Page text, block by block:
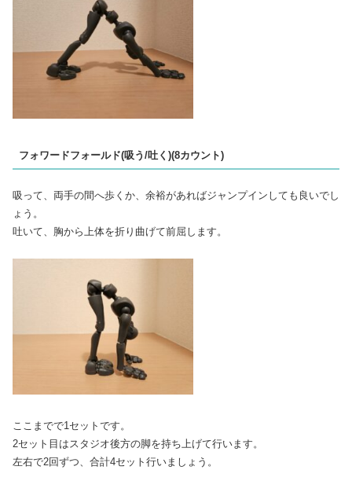
フォワードフォールド(吸う/吐く)(8カウント)
吸って、両手の間へ歩くか、余裕があればジャンプインしても良いでし
ょう。
吐いて、胸から上体を折り曲げて前屈します。
ここまでで1セットです。
2セット目はスタジオ後方の脚を持ち上げて行います。
左右で2回ずつ、合計4セット行いましょう。